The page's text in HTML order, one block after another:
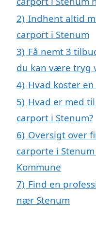
2) Indhent altid
carport i Stenum
3) Få nemt 3
du kan være tryg
4) Hvad koster
5) Hvad er med
carport i Stenum?
6) Oversigt over
carporte i
Kommune
7) Find en
nær Stenum